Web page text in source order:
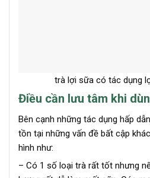
trà lợi sữa có tác dụng
Điều cần lưu tâm khi
Bên cạnh những tác dụng hấp
tồn tại những vấn đề bất cập
hình như:
– Có 1 số loại trà rất tốt nhưng